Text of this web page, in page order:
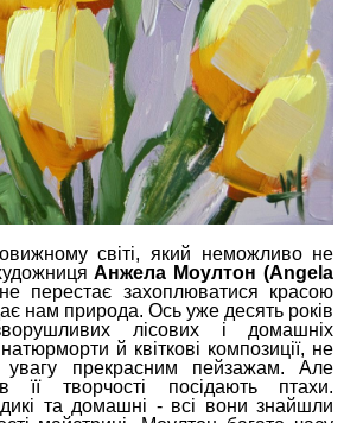
світі, який неможливо не
Анжела Моултон (Angela
перестає захоплюватися красою
нам природа. Ось уже десять років
лісових і домашніх
й квіткові композиції, не
увагу прекрасним пейзажам. Але
її творчості посідають птахи.
та домашні - всі вони знайшли